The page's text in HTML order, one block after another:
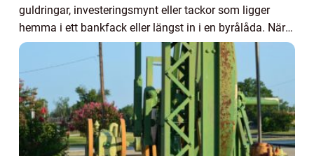
guldringar, investeringsmynt eller tackor som ligger
hemma i ett bankfack eller längst in i en byrålåda. När
priset på guld stiger väcks frågan: är det ...